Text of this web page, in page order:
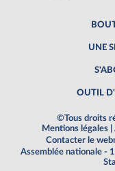
UNE
OUTIL
©Tous droits
Mentions légales
Contacter le
Assemblée nationale -